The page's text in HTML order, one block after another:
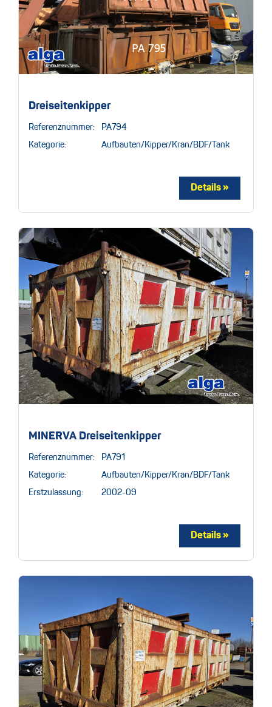
Dreiseitenkipper
Referenznummer: PA794
Kategorie: Aufbauten/Kipper/Kran/BDF/Tank
MINERVA Dreiseitenkipper
Referenznummer: PA791
Kategorie: Aufbauten/Kipper/Kran/BDF/Tank
Erstzulassung: 2002-09